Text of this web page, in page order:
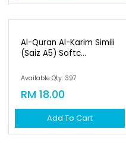
Al-Quran Al-Karim Simili
(saiz A5) Softc...
Available Qty: 397
RM 18.00
Add To Cart